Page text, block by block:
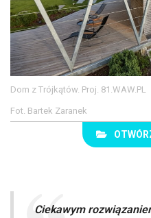
Dom z Trójkątów. Proj. 81.WAW.PL
Fot. Bartek Zaranek
Ciekawym